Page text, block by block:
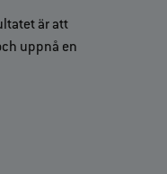
är att
uppnå en